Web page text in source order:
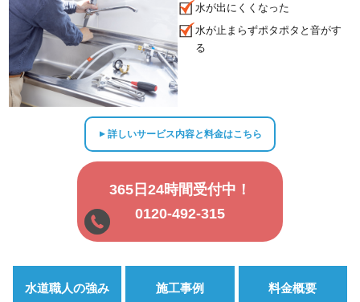
水が出にくくなった
水が止まらずポタポタと音がす
る
▲詳しいサービス内容と料金はこちら
365日24時間受付中！
0120-492-315
水道職人の強み 施工事例 料金概要